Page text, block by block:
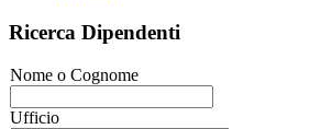
Ricerca Dipendenti
Nome o Cognome
Ufficio